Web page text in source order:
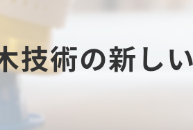
未経験
転職
技術の新し